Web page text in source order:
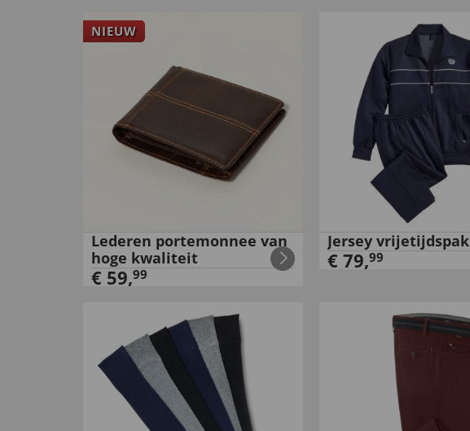
NIEUW
Lederen portemonnee van
hoge kwaliteit
€ 59,99
Jersey vrijetijdspak
€ 79,99